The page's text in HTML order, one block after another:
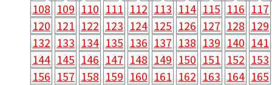
108 109 110 111 112 113 114 115 116 117
120 121 122 123 124 125 126 127 128 129
132 133 134 135 136 137 138 139 140 141
144 145 146 147 148 149 150 151 152 153
156 157 158 159 160 161 162 163 164 165